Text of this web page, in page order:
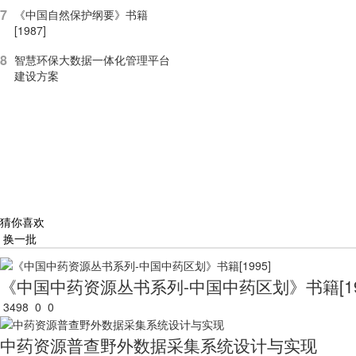
7
《中国自然保护纲要》书籍
[1987]
8 智慧环保大数据一体化管理平台
建设方案
猜你喜欢
换一批
《中国中药资源丛书系列-中国中药区划》书籍
3498 0 0
中药资源普查野外数据采集系统设计与实现